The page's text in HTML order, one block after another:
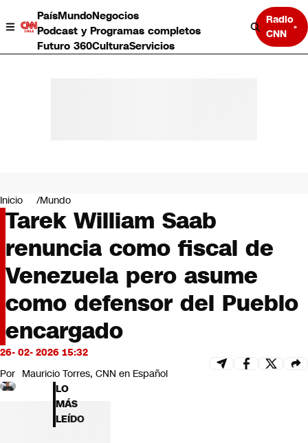
PaísMundoNegocios
Podcast y Programas completos
Futuro 360CulturaServicios
Radio
CNN
Negocios
Deportes
Programas completos
Cultura
Servicios
Bits
CNN tiempo
Opinión
Inicio Mundo
Tarek William Saab
renuncia como fiscal de
Venezuela pero asume
como defensor del Pueblo
encargado
26- 02- 2026 15:32
Por Mauricio Torres, CNN en Español
LO
MÁS
LEÍDO